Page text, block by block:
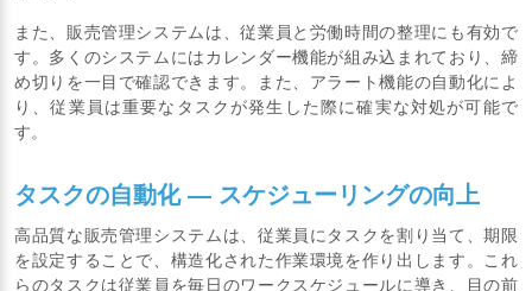
また、販売管理システムは、従業員と労働時間の整理にも有効で
す。多くのシステムにはカレンダー機能が組み込まれており、締
め切りを一目で確認できます。また、アラート機能の自動化によ
り、従業員は重要なタスクが発生した際に確実な対処が可能で
す。
タスクの自動化 ― スケジューリングの向上
高品質な販売管理システムは、従業員にタスクを割り当て、期限
を設定することで、構造化された作業環境を作り出します。これ
らのタスクは従業員を毎日のワークスケジュールに導き、目の前